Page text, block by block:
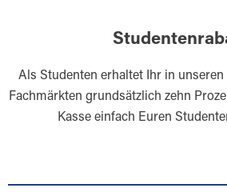
Als Studenten erhaltet Ihr in
Fachmärkten grundsätzlich zehn
Kasse einfach Euren